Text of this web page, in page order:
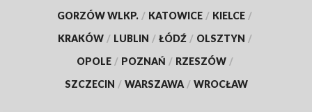
GORZÓW WLKP. / KATOWICE / KIELCE /
KRAKÓW / LUBLIN / ŁÓDŹ / OLSZTYN /
OPOLE / POZNAŃ / RZESZÓW /
SZCZECIN / WARSZAWA / WROCŁAW